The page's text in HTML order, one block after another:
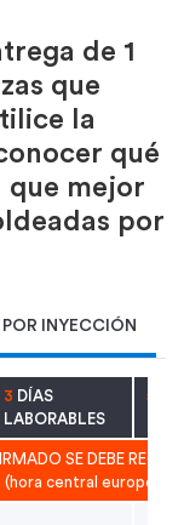
de 1
que
la
qué
que mejor
por
INYECCIÓN
3 DÍAS
LABORABLES
5
SE DEBE
(hora central europea)